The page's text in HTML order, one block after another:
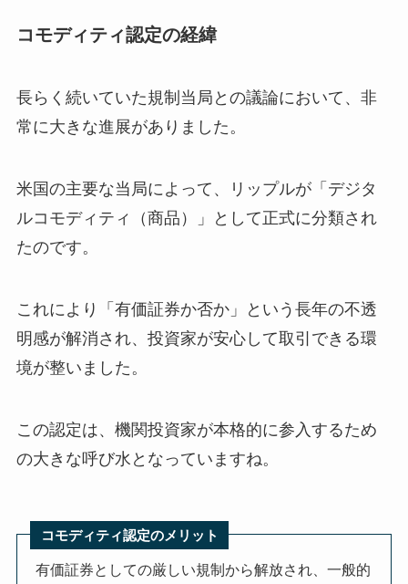
コモディティ認定の経緯
長らく続いていた規制当局との議論において、非
常に大きな進展がありました。
米国の主要な当局によって、リップルが「デジタ
ルコモディティ（商品）」として正式に分類され
たのです。
これにより「有価証券か否か」という長年の不透
明感が解消され、投資家が安心して取引できる環
境が整いました。
この認定は、機関投資家が本格的に参入するため
の大きな呼び水となっていますね。
コモディティ認定のメリット
有価証券としての厳しい規制から解放され、一般的